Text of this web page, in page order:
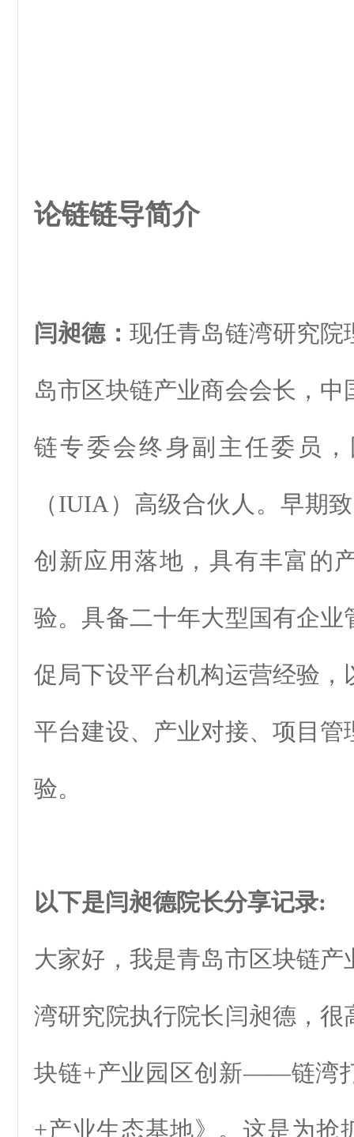
论链链导简介
闫昶德： 现任青岛链湾研究院
岛市区块链产业商会会长，
链专委会终身副主任委员
（IUIA）高级合伙人。早期
创新应用落地，具有丰富的
验。具备二十年大型国有企业
促局下设平台机构运营经验，
平台建设、产业对接、项目管
验。
以下是闫昶德院长分享记录:
大家好，我是青岛市区块链
湾研究院执行院长闫昶德，很
块链+产业园区创新——链湾
+产业生态基地》。这是为抢